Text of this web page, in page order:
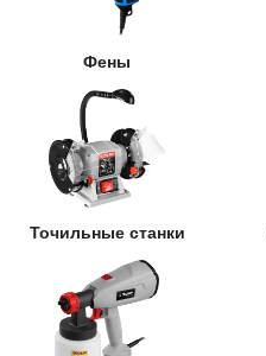
Фены
Точильные станки